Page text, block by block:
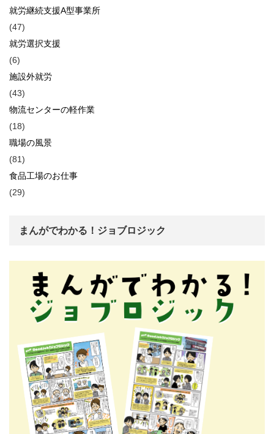
就労継続支援A型事業所
(47)
就労選択支援
(6)
施設外就労
(43)
物流センターの軽作業
(18)
職場の風景
(81)
食品工場のお仕事
(29)
まんがでわかる！ジョブロジック